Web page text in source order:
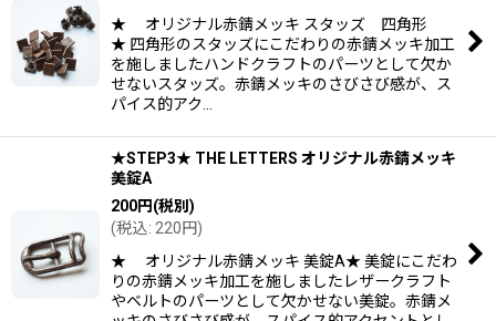
★ オリジナル赤錆メッキ スタッズ 四角形
★ 四角形のスタッズにこだわりの赤錆メッキ加工
を施しましたハンドクラフトのパーツとして欠か
せないスタッズ。赤錆メッキのさびさび感が、ス
パイス的アク…
★STEP3★ THE LETTERS オリジナル赤錆メッキ
美錠A
200円(税別)
(税込: 220円)
★ オリジナル赤錆メッキ 美錠A★ 美錠にこだわ
りの赤錆メッキ加工を施しましたレザークラフト
やベルトのパーツとして欠かせない美錠。赤錆メ